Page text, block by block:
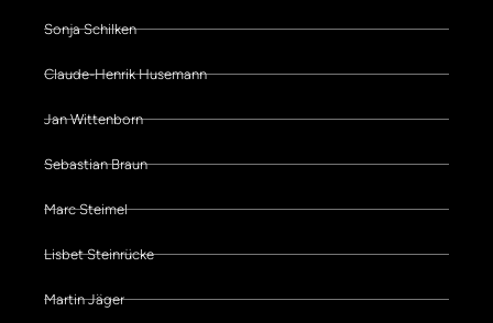
Sonja Schilken
Claude-Henrik Husemann
Jan Wittenborn
Sebastian Braun
Marc Steimel
Lisbet Steinrücke
Martin Jäger